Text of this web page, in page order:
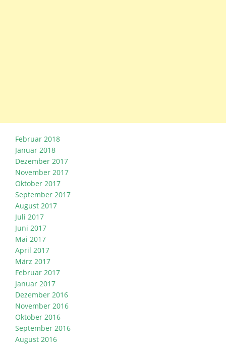
Februar 2018
Januar 2018
Dezember 2017
November 2017
Oktober 2017
September 2017
August 2017
Juli 2017
Juni 2017
Mai 2017
April 2017
März 2017
Februar 2017
Januar 2017
Dezember 2016
November 2016
Oktober 2016
September 2016
August 2016